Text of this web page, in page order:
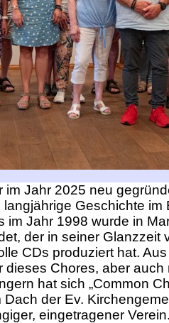
im Jahr 2025 neu
langjährige Geschichte
im Jahr 1998 wurde in
der in seiner Glanzzeit
CDs produziert hat.
dieses Chores, aber auch
hat sich „Common
Dach der Ev.
eingetragener